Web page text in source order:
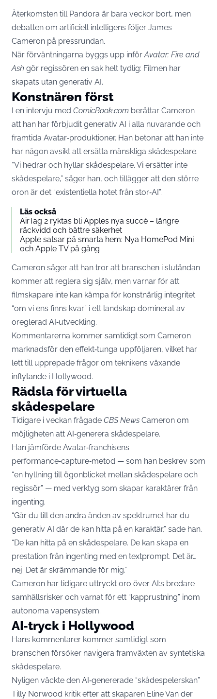
Återkomsten till Pandora är bara veckor bort, men
debatten om artificiell intelligens följer James
Cameron på pressrundan.
När förväntningarna byggs upp införAvatar: Fire and
Ash gör regissören en sak helt tydlig: Filmen har
skapats utan generativ AI.
Konstnären först
I en intervju med ComicBook.com berättar Cameron
att han har förbjudit generativ AI i alla nuvarande och
framtida Avatar‑produktioner. Han betonar att han inte
har någon avsikt att ersätta mänskliga skådespelare.
“Vi hedrar och hyllar skådespelare. Vi ersätter inte
skådespelare,” säger han, och tillägger att den större
oron är det “existentiella hotet från stor‑AI”.
Läs också
AirTag 2 ryktas bli Apples nya succé – längre
räckvidd och bättre säkerhet
Apple satsar på smarta hem: Nya HomePod Mini
och Apple TV på gång
Cameron säger att han tror att branschen i slutändan
kommer att reglera sig själv, men varnar för att
filmskapare inte kan kämpa för konstnärlig integritet
“om vi ens finns kvar” i ett landskap dominerat av
oreglerad AI‑utveckling.
Kommentarerna kommer samtidigt som Cameron
marknadsför den effekt‑tunga uppföljaren, vilket har
lett till upprepade frågor om teknikens växande
inflytande i Hollywood.
Rädsla för virtuella
skådespelare
Tidigare i veckan frågade CBS News Cameron om
möjligheten att AI‑generera skådespelare.
Han jämförde Avatar‑franchisens
performance‑capture‑metod — som han beskrev som
“en hyllning till ögonblicket mellan skådespelare och
regissör” — med verktyg som skapar karaktärer från
ingenting.
“Går du till den andra änden av spektrumet har du
generativ AI där de kan hitta på en karaktär,” sade han.
“De kan hitta på en skådespelare. De kan skapa en
prestation från ingenting med en textprompt. Det är…
nej. Det är skrämmande för mig.”
Cameron har tidigare uttryckt oro över AI:s bredare
samhällsrisker och varnat för ett “kapprustning” inom
autonoma vapensystem.
AI‑tryck i Hollywood
Hans kommentarer kommer samtidigt som
branschen försöker navigera framväxten av syntetiska
skådespelare.
Nyligen väckte den AI‑genererade “skådespelerskan”
Tilly Norwood kritik efter att skaparen Eline Van der